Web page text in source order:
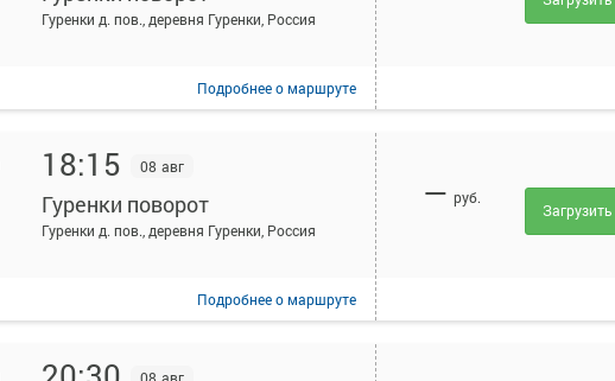
Гуренки д. пов., деревня Гуренки, Россия
Подробнеео маршруте
18:15 08 авг
Гуренки поворот
Гуренки д. пов., деревня Гуренки, Россия
Подробнеео маршруте
— руб.